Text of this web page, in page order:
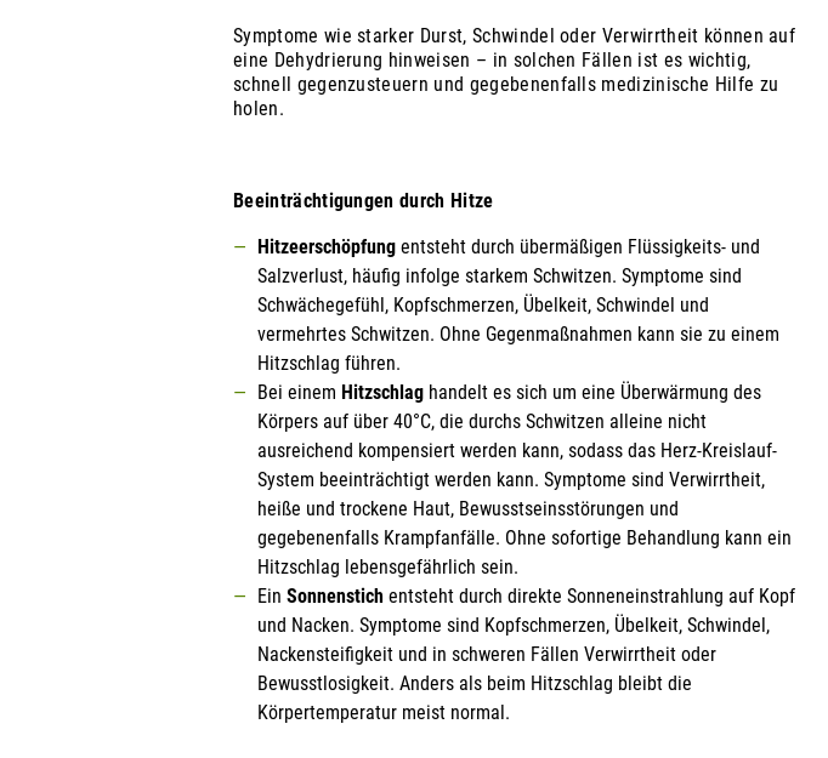
Symptome wie starker Durst, Schwindel oder Verwirrtheit können auf
eine Dehydrierung hinweisen – in solchen Fällen ist es wichtig,
schnell gegenzusteuern und gegebenenfalls medizinische Hilfe zu
holen.
Beeinträchtigungen durch Hitze
Hitzeerschöpfung entsteht durch übermäßigen Flüssigkeits- und
Salzverlust, häufig infolge starkem Schwitzen. Symptome sind
Schwächegefühl, Kopfschmerzen, Übelkeit, Schwindel und
vermehrtes Schwitzen. Ohne Gegenmaßnahmen kann sie zu einem
Hitzschlag führen.
Bei einem Hitzschlag handelt es sich um eine Überwärmung des
Körpers auf über 40°C, die durchs Schwitzen alleine nicht
ausreichend kompensiert werden kann, sodass das Herz-Kreislauf-
System beeinträchtigt werden kann. Symptome sind Verwirrtheit,
heiße und trockene Haut, Bewusstseinsstörungen und
gegebenenfalls Krampfanfälle. Ohne sofortige Behandlung kann ein
Hitzschlag lebensgefährlich sein.
Ein Sonnenstich entsteht durch direkte Sonneneinstrahlung auf Kopf
und Nacken. Symptome sind Kopfschmerzen, Übelkeit, Schwindel,
Nackensteifigkeit und in schweren Fällen Verwirrtheit oder
Bewusstlosigkeit. Anders als beim Hitzschlag bleibt die
Körpertemperatur meist normal.